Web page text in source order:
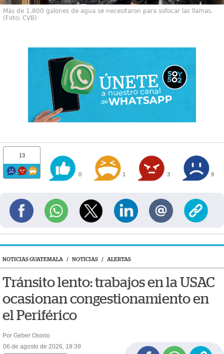
Más de 1,800 galones de agua se necesitaron para sofocar las llamas.
(Foto: CVB)
13
0 1 3 9
NOTICIAS GUATEMALA / NOTICIAS / ALERTAS
Tránsito lento: trabajos en la USAC
ocasionan congestionamiento en
el Periférico
Por Geber Osorio
06 de agosto de 2026, 19:39